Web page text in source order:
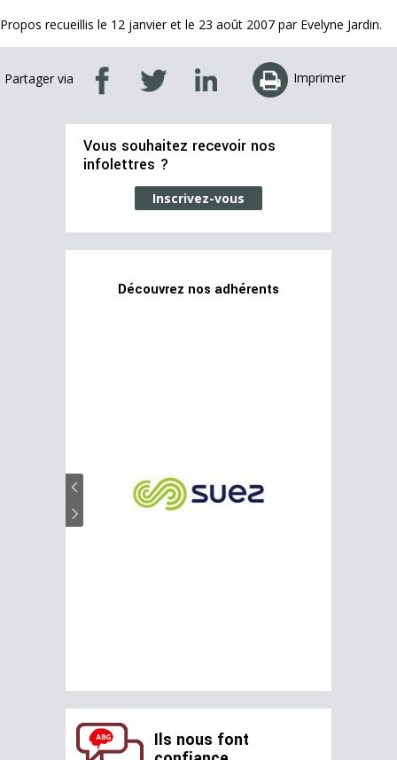
Propos recueillis le 12 janvier et le 23 août 2007 par Evelyne Jardin.
Partager via Imprimer
Vous souhaitez recevoir nos
infolettres ?
Inscrivez-vous
Découvrez nos adhérents
Ils nous font